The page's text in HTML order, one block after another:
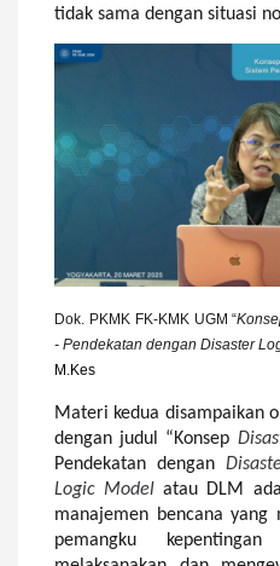
tidak sama dengan situasi
Dok. PKMKFK-KMK UGM “
- Pendekatan dengan Disaster
M.Kes
Materi kedua disampaikan
dengan judul “Konsep
Pendekatan dengan
Logic Model atau DLM
manajemen bencana yang
pemangku